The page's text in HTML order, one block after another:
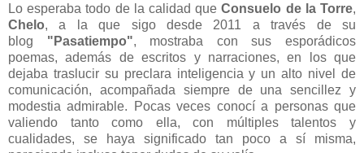
Lo esperaba todo de la calidad queConsuelo de la Torre,
Chelo, a la que sigodesde 2011 a través de su
blog "Pasatiempo", mostraba consus esporádicos
poemas, además de escritos y narraciones, en los que
dejaba traslucir su preclara inteligencia y un alto nivel de
comunicación, acompañada siempre de una sencillez y
modestia admirable. Pocas veces conocí a personas que
valiendo tanto como ella, con múltiples talentos y
cualidades, se haya significado tan poco a sí misma,